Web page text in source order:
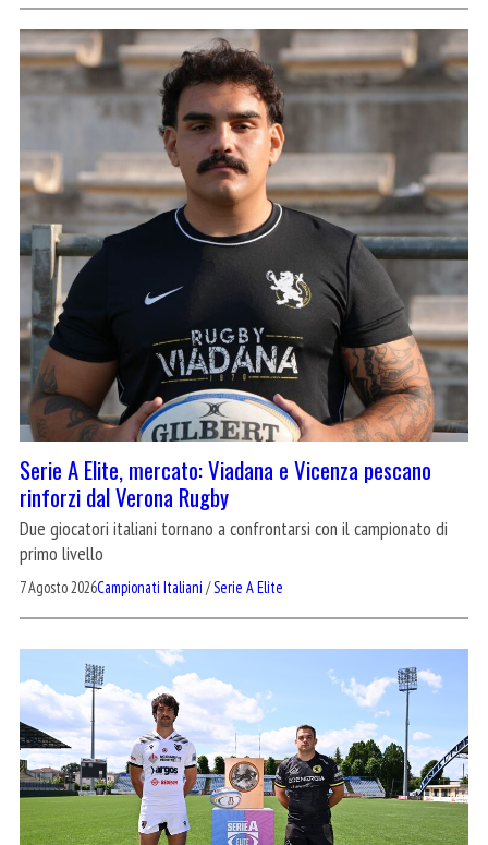
Serie A Elite, mercato: Viadana e Vicenza pescano
rinforzi dal Verona Rugby
Due giocatori italiani tornano a confrontarsi con il campionato di
primo livello
7 Agosto 2026Campionati Italiani /Serie A Elite